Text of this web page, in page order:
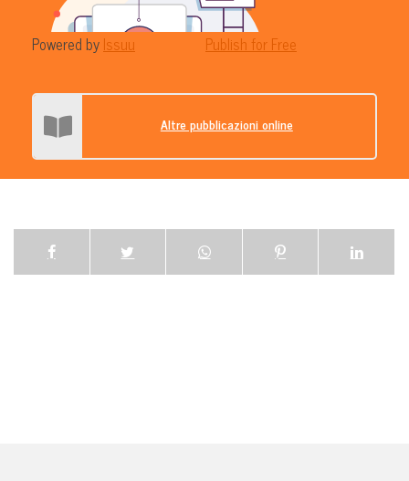
Powered byIssuu Publish for Free
Altre pubblicazioni online